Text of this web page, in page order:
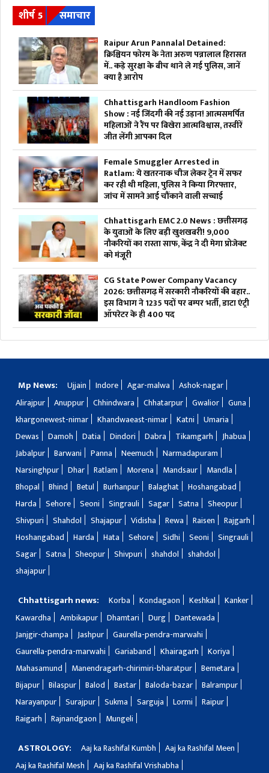
शीर्ष 5 समाचार
Raipur Arun Pannalal Detained:
क्रिश्चियन फोरम के नेता अरुण पन्नालाल हिरासत
में.. कड़े सुरक्षा के बीच थाने ले गई पुलिस, जानें
क्या है आरोप
Chhattisgarh Handloom Fashion
Show : नई जिंदगी की नई उड़ान! आत्मसमर्पित
महिलाओं ने रैंप पर बिखेरा आत्मविश्वास, तस्वीरें
जीत लेंगी आपका दिल
Female Smuggler Arrested in
Ratlam: ये खतरनाक चीज लेकर ट्रेन में सफर
कर रही थी महिला, पुलिस ने किया गिरफ्तार,
जांच में सामने आई चौंकाने वाली सच्चाई
Chhattisgarh EMC 2.0 News : छत्तीसगढ़
के युवाओं के लिए बड़ी खुशखबरी! 9,000
नौकरियों का रास्ता साफ, केंद्र ने दी मेगा प्रोजेक्ट
को मंजूरी
CG State Power Company Vacancy
2026: छत्तीसगढ़ में सरकारी नौकरियों की बहार..
इस विभाग ने 1235 पदों पर बम्पर भर्ती, डाटा एंट्री
ऑपरेटर के ही 400 पद
Mp News: Ujjain Indore Agar-malwa
Ashok-nagar
Alirajpur
Anuppur Chhindwara Chhatarpur Gwalior
Guna
khargonewest-nimar
Khandwaeast-nimar Katni
Umaria
Dewas
Damoh Datia Dindori Dabra Tikamgarh
Jhabua
Jabalpur
Barwani Panna Neemuch
Narmadapuram
Narsinghpur
Dhar Ratlam Morena Mandsaur
Mandla
Bhopal
Bhind Betul Burhanpur Balaghat
Hoshangabad
Harda
Sehore Seoni Singrauli Sagar Satna
Sheopur
Shivpuri
Shahdol Shajapur Vidisha Rewa Raisen
Rajgarh
Hoshangabad
Harda Hata Sehore Sidhi Seoni
Singrauli
Sagar
Satna Sheopur Shivpuri shahdol
shahdol
shajapur
Chhattisgarh news: Korba Kondagaon Keshkal
Kanker
Kawardha
Ambikapur Dhamtari Durg
Dantewada
Janjgir-champa
Jashpur
Gaurella-pendra-marwahi
Gaurella-pendra-marwahi
Gariaband Khairagarh
Koriya
Mahasamund
Manendragarh-chirimiri-bharatpur
Bemetara
Bijapur
Bilaspur Balod Bastar Baloda-bazar
Balrampur
Narayanpur
Surajpur Sukma Sarguja Lormi
Raipur
Raigarh
Rajnandgaon Mungeli
ASTROLOGY: Aaj ka Rashifal Kumbh
Aaj ka Rashifal Meen
Aaj ka Rashifal Mesh
Aaj ka Rashifal Vrishabha